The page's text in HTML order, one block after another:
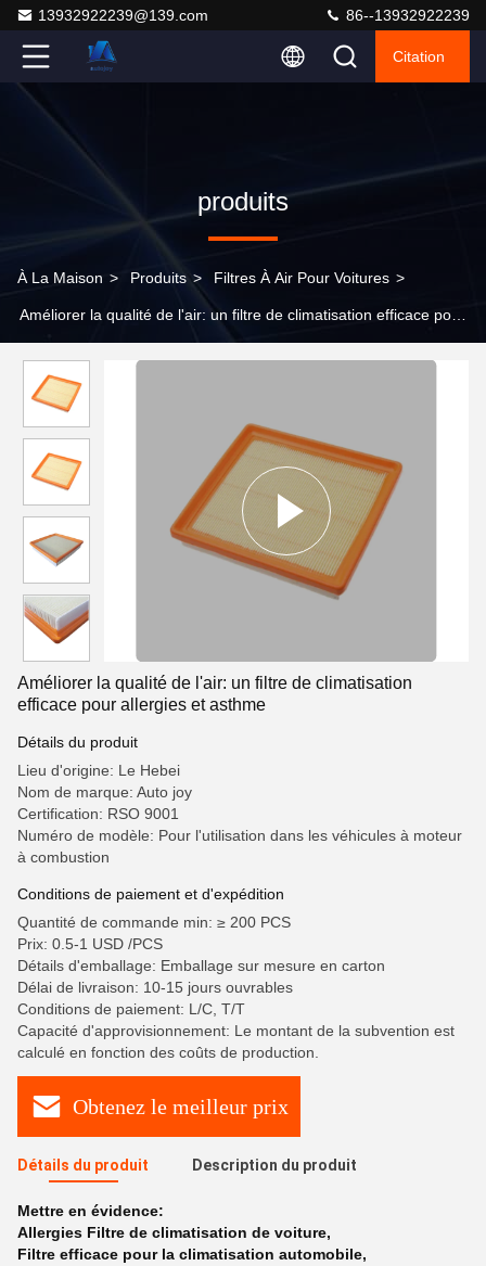
13932922239@139.com 86--13932922239
Citation
produits
À La Maison > Produits > Filtres À Air Pour Voitures >
Améliorer la qualité de l'air: un filtre de climatisation efficace pour
Améliorer la qualité de l'air: un filtre de climatisation
efficace pour allergies et asthme
Détails du produit
Lieu d'origine: Le Hebei
Nom de marque: Auto joy
Certification: RSO 9001
Numéro de modèle: Pour l'utilisation dans les véhicules à moteur
à combustion
Conditions de paiement et d'expédition
Quantité de commande min: ≥ 200 PCS
Prix: 0.5-1 USD /PCS
Détails d'emballage: Emballage sur mesure en carton
Délai de livraison: 10-15 jours ouvrables
Conditions de paiement: L/C, T/T
Capacité d'approvisionnement: Le montant de la subvention est
calculé en fonction des coûts de production.
Obtenez le meilleur prix
Détails du produit Description du produit
Mettre en évidence:
Allergies Filtre de climatisation de voiture,
Filtre efficace pour la climatisation automobile,